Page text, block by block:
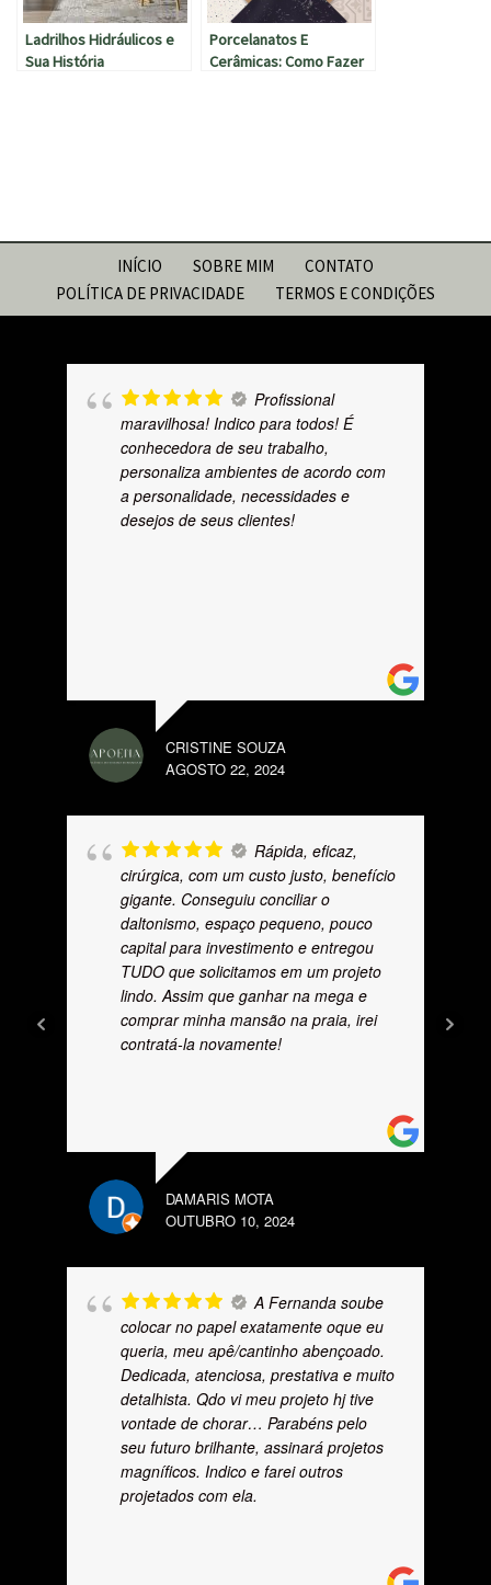
Ladrilhos Hidráulicos e
Sua História
Porcelanatos E
Cerâmicas: Como Fazer
INÍCIO SOBRE MIM
CONTATO
POLÍTICA DE PRIVACIDADE
TERMOS E CONDIÇÕES
Profissional
maravilhosa! Indico para todos! É
conhecedora de seu trabalho,
personaliza ambientes de acordo com
a personalidade, necessidades e
desejos de seus clientes!
CRISTINE SOUZA
AGOSTO 22, 2024
Rápida, eficaz,
cirúrgica, com um custo justo, benefício
gigante. Conseguiu conciliar o
daltonismo, espaço pequeno, pouco
capital para investimento e entregou
TUDO que solicitamos em um projeto
lindo. Assim que ganhar na mega e
comprar minha mansão na praia, irei
contratá-la novamente!
DAMARIS MOTA
OUTUBRO 10, 2024
A Fernanda soube
colocar no papel exatamente oque eu
queria, meu apê/cantinho abençoado.
Dedicada, atenciosa, prestativa e muito
detalhista. Qdo vi meu projeto hj tive
vontade de chorar… Parabéns pelo
seu futuro brilhante, assinará projetos
magníficos. Indico e farei outros
projetados com ela.